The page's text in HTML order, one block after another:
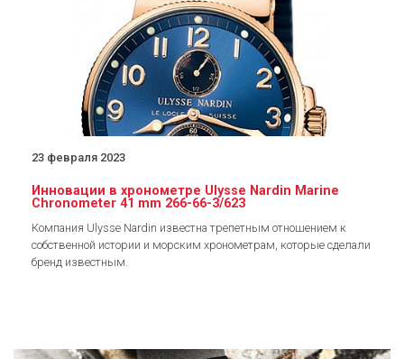
23 февраля 2023
Инновации в хронометре Ulysse Nardin Marine
Chronometer 41 mm 266-66-3/623
Компания Ulysse Nardin известна трепетным отношением к
собственной истории и морским хронометрам, которые сделали
бренд известным.